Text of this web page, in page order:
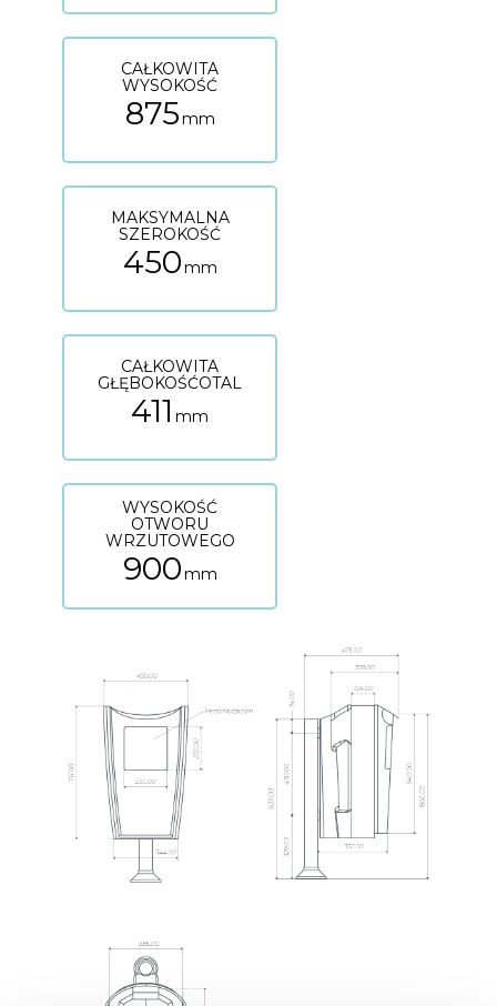
CAŁKOWITA
WYSOKOŚĆ
875mm
MAKSYMALNA
SZEROKOŚĆ
450mm
CAŁKOWITA
GŁĘBOKOŚĆOTAL
411mm
WYSOKOŚĆ
OTWORU
WRZUTOWEGO
900mm